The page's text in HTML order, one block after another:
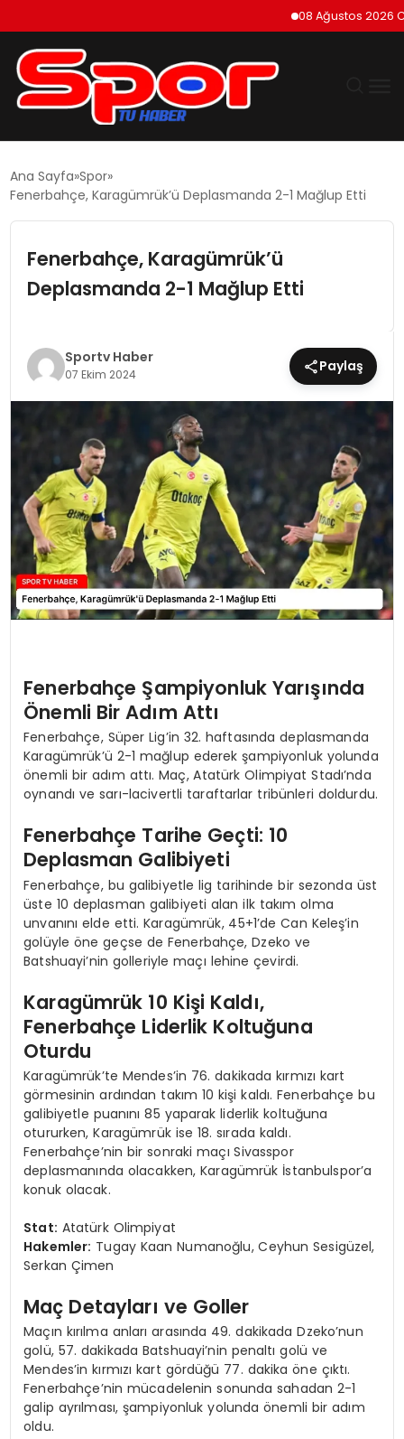
08 Ağustos 2026
EKONOMI
SIYASET
TEKNOLOJI
EĞITIM
MAGAZIN
SPOR
YAŞAM
Ana Sayfa Spor
Fenerbahçe, Karagümrük’ü Deplasmanda 2-1 Mağlup Etti
Fenerbahçe, Karagümrük’ü
Deplasmanda 2-1 Mağlup Etti
Sportv Haber
07 Ekim 2024 Paylaş
Fenerbahçe Şampiyonluk Yarışında
Önemli Bir Adım Attı
Fenerbahçe, Süper Lig’in 32. haftasında deplasmanda
Karagümrük’ü 2-1 mağlup ederek şampiyonluk yolunda
önemli bir adım attı. Maç, Atatürk Olimpiyat Stadı’nda
oynandı ve sarı-lacivertli taraftarlar tribünleri doldurdu.
Fenerbahçe Tarihe Geçti: 10
Deplasman Galibiyeti
Fenerbahçe, bu galibiyetle lig tarihinde bir sezonda üst
üste 10 deplasman galibiyeti alan ilk takım olma
unvanını elde etti. Karagümrük, 45+1’de Can Keleş’in
golüyle öne geçse de Fenerbahçe, Dzeko ve
Batshuayi’nin golleriyle maçı lehine çevirdi.
Karagümrük 10 Kişi Kaldı,
Fenerbahçe Liderlik Koltuğuna
Oturdu
Karagümrük’te Mendes’in 76. dakikada kırmızı kart
görmesinin ardından takım 10 kişi kaldı. Fenerbahçe bu
galibiyetle puanını 85 yaparak liderlik koltuğuna
otururken, Karagümrük ise 18. sırada kaldı.
Fenerbahçe’nin bir sonraki maçı Sivasspor
deplasmanında olacakken, Karagümrük İstanbulspor’a
konuk olacak.
Stat: Atatürk Olimpiyat
Hakemler: Tugay Kaan Numanoğlu, Ceyhun Sesigüzel,
Serkan Çimen
Maç Detayları ve Goller
Maçın kırılma anları arasında 49. dakikada Dzeko’nun
golü, 57. dakikada Batshuayi’nin penaltı golü ve
Mendes’in kırmızı kart gördüğü 77. dakika öne çıktı.
Fenerbahçe’nin mücadelenin sonunda sahadan 2-1
galip ayrılması, şampiyonluk yolunda önemli bir adım
oldu.